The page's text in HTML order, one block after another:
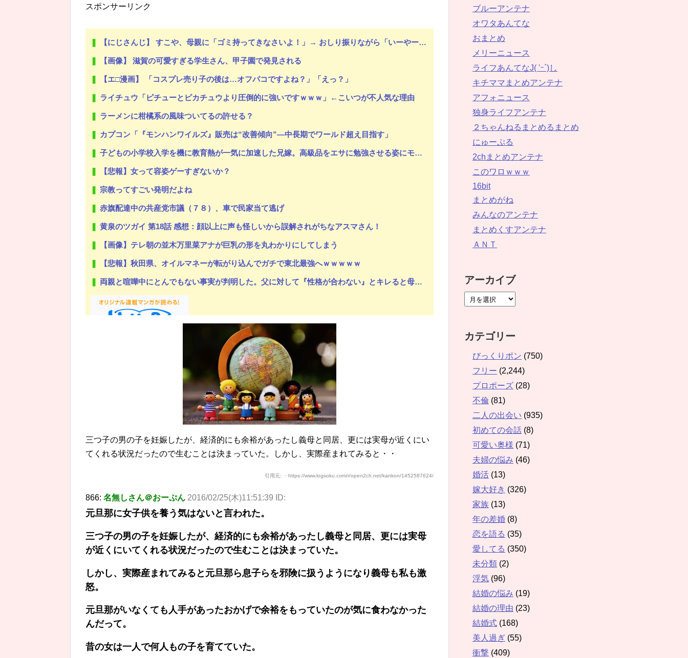
スポンサーリンク
【にじさんじ】 すこや、母親に「ゴミ持ってきなさいよ！」→ おしり振りながら「いーやーヤダヤダ」した結果ガチめにしばかれる
【画像】 滋賀の可愛すぎる学生さん、甲子園で発見される
【エ□漫画】 「コスプレ売り子の後は…オフパコですよね？」「えっ？」
ライチュウ「ピチューとピカチュウより圧倒的に強いですｗｗｗ」←こいつが不人気な理由
ラーメンに柑橘系の風味ついてるの許せる？
カプコン「『モンハンワイルズ』販売は“改善傾向”―中長期でワールド超え目指す」
子どもの小学校入学を機に教育熱が一気に加速した兄嫁。高級品をエサに勉強させる姿にモヤモヤして…
【悲報】女って容姿ゲーすぎないか？
宗教ってすごい発明だよね
赤旗配達中の共産党市議（７８）、車で民家当て逃げ
黄泉のツガイ 第18話 感想：顔以上に声も怪しいから誤解されがちなアスマさん！
【画像】テレ朝の並木万里菜アナが巨乳の形を丸わかりにしてしまう
【悲報】秋田県、オイルマネーが転がり込んでガチで東北最強へｗｗｗｗｗ
両親と喧嘩中にとんでもない事実が判明した。父に対して『性格が合わない』とキレると母が「こう言い出した」
三つ子の男の子を妊娠したが、経済的にも余裕があったし義母と同居、更には実母が近くにい
てくれる状況だったので生むことは決まっていた。しかし、実際産まれてみると・・
引用元: ・https://www.logsoku.com/r/open2ch.net/kankon/1452587624/
866: 名無しさん＠おーぷん 2016/02/25(木)11:51:39 ID:
元旦那に女子供を養う気はないと言われた。
三つ子の男の子を妊娠したが、経済的にも余裕があったし義母と同居、更には実母
が近くにいてくれる状況だったので生むことは決まっていた。
しかし、実際産まれてみると元旦那ら息子らを邪険に扱うようになり義母も私も激
怒。
元旦那がいなくても人手があったおかげで余裕をもっていたのが気に食わなかった
んだって。
昔の女は一人で何人もの子を育てていた。
ブルーアンテナ
オワタあんてな
おまとめ
メリーニュース
ライフあんてなJ( 'ｰ`)し
キチママまとめアンテナ
アフォニュース
独身ライフアンテナ
２ちゃんねるまとめるまとめ
にゅーぷる
2chまとめアンテナ
このワロｗｗｗ
16bit
まとめがね
みんなのアンテナ
まとめくすアンテナ
ＡＮＴ
アーカイブ
カテゴリー
びっくりポン (750)
フリー (2,244)
プロポーズ (28)
不倫 (81)
二人の出会い (935)
初めての会話 (8)
可愛い奥様 (71)
夫婦の悩み (46)
婚活 (13)
嫁大好き (326)
家族 (13)
年の差婚 (8)
恋を語る (35)
愛してる (350)
未分類 (2)
浮気 (96)
結婚の悩み (19)
結婚の理由 (23)
結婚式 (168)
美人過ぎ (55)
衝撃 (409)